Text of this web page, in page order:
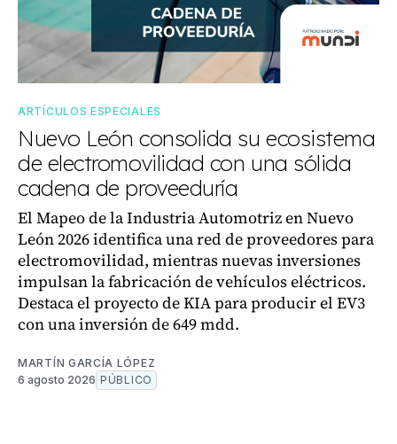
ARTÍCULOS ESPECIALES
Nuevo León consolida su ecosistema
de electromovilidad con una sólida
cadena de proveeduría
El Mapeo de la Industria Automotriz en Nuevo
León 2026 identifica una red de proveedores para
electromovilidad, mientras nuevas inversiones
impulsan la fabricación de vehículos eléctricos.
Destaca el proyecto de KIA para producir el EV3
con una inversión de 649 mdd.
MARTÍN GARCÍA LÓPEZ
6 agosto 2026 PÚBLICO